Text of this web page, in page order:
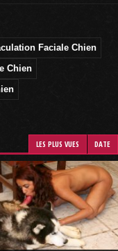
Faciale Chien
Chien
LES PLUS VUES DATE